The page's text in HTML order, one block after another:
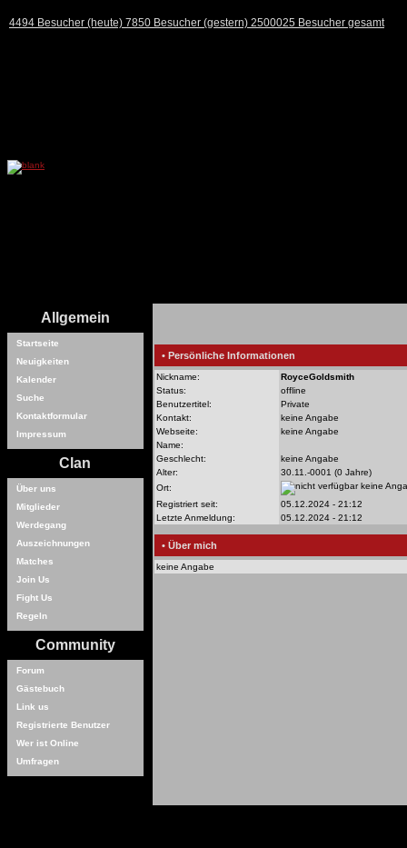
4494 Besucher (heute) 7850 Besucher (gestern) 2500025 Besucher gesamt
Allgemein
Startseite
Neuigkeiten
Kalender
Suche
Kontaktformular
Impressum
Clan
Über uns
Mitglieder
Werdegang
Auszeichnungen
Matches
Join Us
Fight Us
Regeln
Community
Forum
Gästebuch
Link us
Registrierte Benutzer
Wer ist Online
Umfragen
• Persönliche Informationen
Nickname:
RoyceGoldsmith
Status:
offline
Benutzertitel:
Private
Kontakt:
keine Angabe
Webseite:
keine Angabe
Name:
Geschlecht:
keine Angabe
Alter:
30.11.-0001 (0 Jahre)
Ort:
keine
Registriert seit:
05.12.2024 - 21:12
Letzte Anmeldung:
05.12.2024 - 21:12
• Über mich
keine Angabe